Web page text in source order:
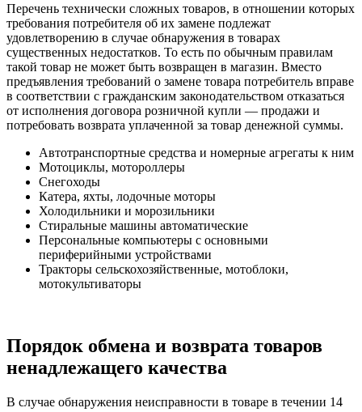
Перечень технически сложных товаров, в отношении которых
требования потребителя об их замене подлежат
удовлетворению в случае обнаружения в товарах
существенных недостатков. То есть по обычным правилам
такой товар не может быть возвращен в магазин. Вместо
предъявления требований о замене товара потребитель вправе
в соответствии с гражданским законодательством отказаться
от исполнения договора розничной купли — продажи и
потребовать возврата уплаченной за товар денежной суммы.
Автотранспортные средства и номерные агрегаты к ним
Мотоциклы, мотороллеры
Снегоходы
Катера, яхты, лодочные моторы
Холодильники и морозильники
Стиральные машины автоматические
Персональные компьютеры с основными
периферийными устройствами
Тракторы сельскохозяйственные, мотоблоки,
мотокультиваторы
Порядок обмена и возврата товаров
ненадлежащего качества
В случае обнаружения неисправности в товаре в течении 14